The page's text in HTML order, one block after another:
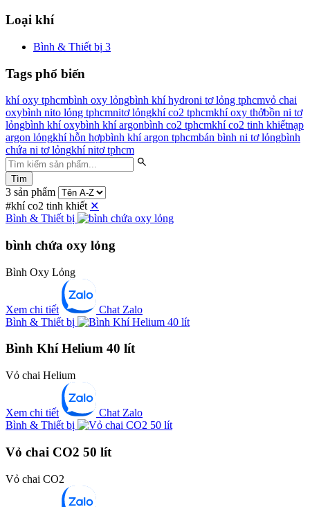
Loại khí
Bình & Thiết bị 3
Tags phổ biến
khí oxy tphcmbình oxy lỏngbình khí hydroni tơ lỏng tphcmvỏ chai
oxybình nito lỏng tphcmnitơ lỏngkhí co2 tphcmkhí oxy thởbồn ni tơ
lỏngbình khí oxybình khí argonbình co2 tphcmkhí co2 tinh khiếtnạp
argon lỏngkhí hỗn hợpbình khí argon tphcmbán bình ni tơ lỏngbình
chứa ni tơ lỏngkhí nitơ tphcm
Tìm
3 sản phẩm
#khí co2 tinh khiết ✕
Bình & Thiết bị
bình chứa oxy lỏng
Bình Oxy Lỏng
Xem chi tiết
Chat Zalo
Bình & Thiết bị
Bình Khí Helium 40 lít
Vỏ chai Helium
Xem chi tiết
Chat Zalo
Bình & Thiết bị
Vỏ chai CO2 50 lít
Vỏ chai CO2